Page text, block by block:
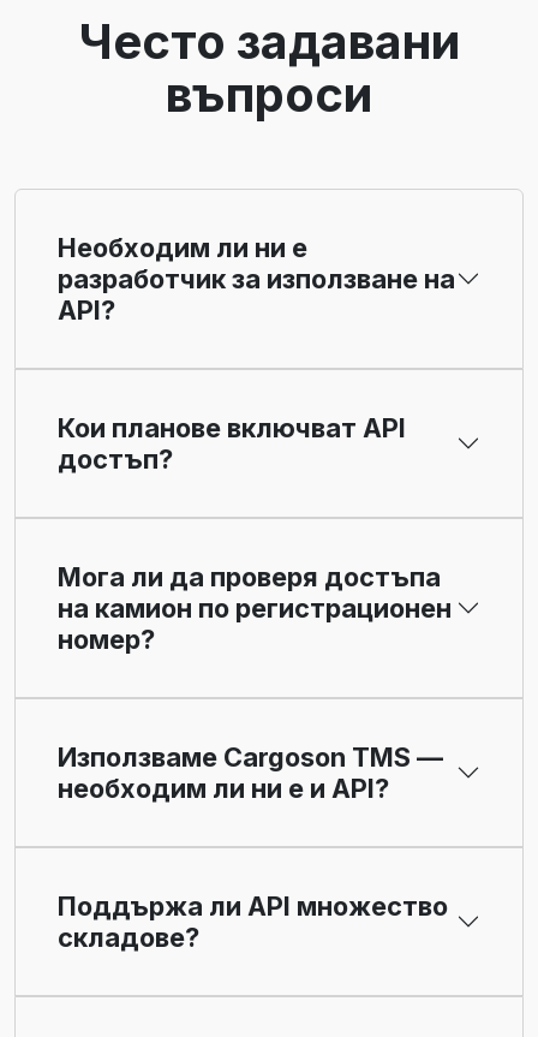
Често задавани
въпроси
Необходим ли ни е
разработчик за използване на
API?
Кои планове включват API
достъп?
Мога ли да проверя достъпа
на камион по регистрационен
номер?
Използваме Cargoson TMS —
необходим ли ни е и API?
Поддържа ли API множество
складове?